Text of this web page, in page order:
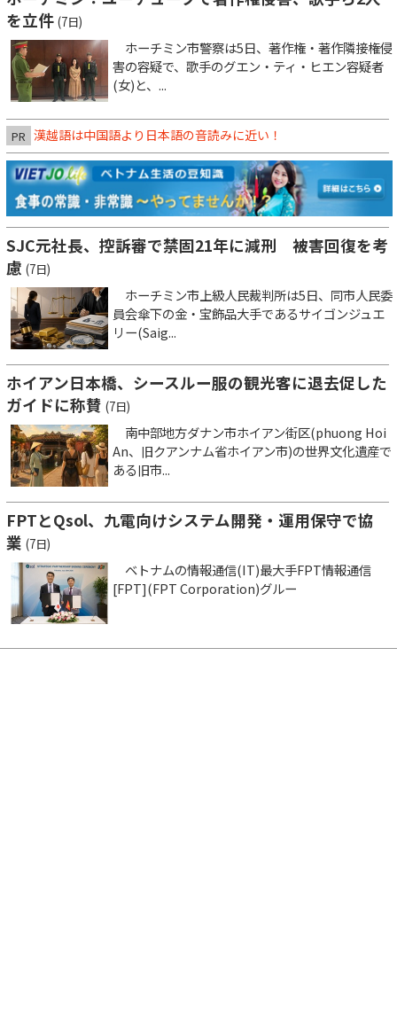
を立件 (7日)
ホーチミン市警察は5日、著作権・著作隣接権侵
害の容疑で、歌手のグエン・ティ・ヒエン容疑者
(女)と、...
PR 漢越語は中国語より日本語の音読みに近い！
SJC元社長、控訴審で禁固21年に減刑 被害回復を考
慮 (7日)
ホーチミン市上級人民裁判所は5日、同市人民委
員会傘下の金・宝飾品大手であるサイゴンジュエ
リー(Saig...
ホイアン日本橋、シースルー服の観光客に退去促した
ガイドに称賛 (7日)
南中部地方ダナン市ホイアン街区(phuong Hoi
An、旧クアンナム省ホイアン市)の世界文化遺産で
ある旧市...
FPTとQsol、九電向けシステム開発・運用保守で協
業 (7日)
ベトナムの情報通信(IT)最大手FPT情報通信
[FPT](FPT Corporation)グルー